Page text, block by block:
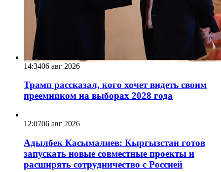
14:3406 авг 2026
Трамп рассказал, кого хочет видеть своим
преемником на выборах 2028 года
12:0706 авг 2026
Адылбек Касымалиев: Кыргызстан готов
запускать новые совместные проекты и
расширять сотрудничество с Россией